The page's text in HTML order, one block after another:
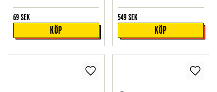
69 SEK
KÖP
549 SEK
KÖP